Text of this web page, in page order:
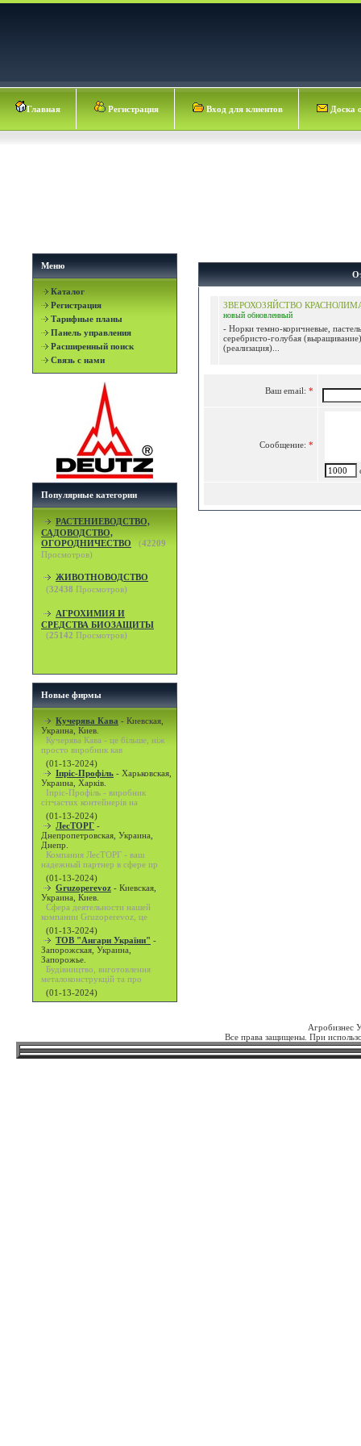
Главная Регистрация Вход для клиентов Доска
Меню
Каталог
Регистрация
Тарифные планы
Панель управления
Расширенный поиск
Связь с нами
Популярные категории
РАСТЕНИЕВОДСТВО,
САДОВОДСТВО,
ОГОРОДНИЧЕСТВО
(42209
Просмотров)
ЖИВОТНОВОДСТВО
(32438 Просмотров)
АГРОХИМИЯ И
СРЕДСТВА БИОЗАЩИТЫ
(25142 Просмотров)
Новые фирмы
Кучерява Кава - Киевская,
Украина, Киев.
Кучерява Кава - це більше, ніж
просто виробник кав
(01-13-2024)
Іпріс-Профіль - Харьковская,
Украина, Харків.
Іпріс-Профіль - виробник
сітчастих контейнерів на
(01-13-2024)
ЛесТОРГ -
Днепропетровская, Украина,
Днепр.
Компания ЛесТОРГ - ваш
надежный партнер в сфере пр
(01-13-2024)
Gruzoperevoz - Киевская,
Украина, Киев.
Сфера деятельности нашей
компании Gruzoperevoz, це
(01-13-2024)
ТОВ "Ангари України" -
Запорожская, Украина,
Запорожье.
Будівництво, виготовлення
металоконструкцій та про
(01-13-2024)
ЗВЕРОХОЗЯЙСТВО
новый обновленный
- Норки темно-коричневые,
серебристо-голубая
(реализация)...
Ваш email: *
Сообщение: *
Агробизнес
Все права защищены. При